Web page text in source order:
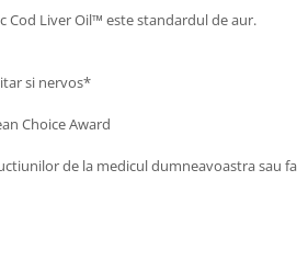
Liver Oil™ este standardul de aur.
si nervos*
Choice Award
de la medicul dumneavoastra sau